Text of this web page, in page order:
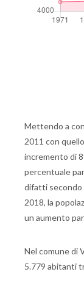
Mettendo a
2011 con
incremento di
percentuale
difatti secondo
2018, la
un aumento
Nel comune di
5.779 abitanti